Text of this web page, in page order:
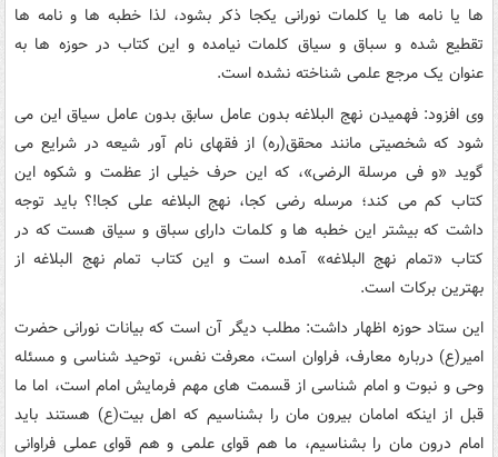
ها یا نامه ها یا کلمات نورانی یکجا ذکر بشود، لذا خطبه ها و نامه ها
تقطیع شده و سباق و سیاق کلمات نیامده و این کتاب در حوزه ها به
عنوان یک مرجع علمی شناخته نشده است.
وی افزود: فهمیدن نهج البلاغه بدون عامل سابق بدون عامل سیاق این می
شود که شخصیتی مانند محقق(ره) از فقهای نام آور شیعه در شرایع می
گوید «و فی مرسلة الرضی»، که این حرف خیلی از عظمت و شکوه این
کتاب کم می کند؛ مرسله رضی کجا، نهج البلاغه علی کجا!؟ باید توجه
داشت که بیشتر این خطبه ها و کلمات دارای سباق و سیاق هست که در
کتاب «تمام نهج البلاغه» آمده است و این کتاب تمام نهج البلاغه از
بهترین برکات است.
این ستاد حوزه اظهار داشت: مطلب دیگر آن است که بیانات نورانی حضرت
امیر(ع) درباره معارف، فراوان است، معرفت نفس، توحید شناسی و مسئله
وحی و نبوت و امام شناسی از قسمت های مهم فرمایش امام است، اما ما
قبل از اینکه امامان بیرون مان را بشناسیم که اهل بیت(ع) هستند باید
امام درون مان را بشناسیم، ما هم قوای علمی و هم قوای عملی فراوانی